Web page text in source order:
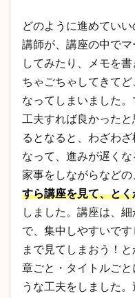
どのように進めてい
講師が、講座の中で
してみたり、メモを
ちゃごちゃしてきて
なってしまいました
工夫すれば良かった
るとなると、わざわ
なって、進みが遅く
家事をしながらなどの
すら講座を見て、と
しました。講座は、
で、集中しやすいで
まで見てしまおう！
章ごと・タイトルご
うな工夫をしました